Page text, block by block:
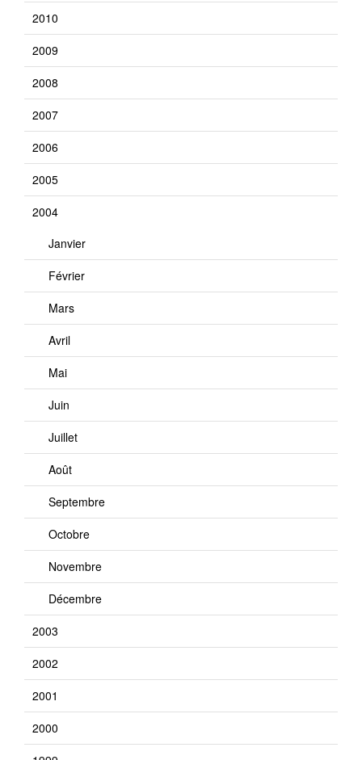
2010
2009
2008
2007
2006
2005
2004
Janvier
Février
Mars
Avril
Mai
Juin
Juillet
Août
Septembre
Octobre
Novembre
Décembre
2003
2002
2001
2000